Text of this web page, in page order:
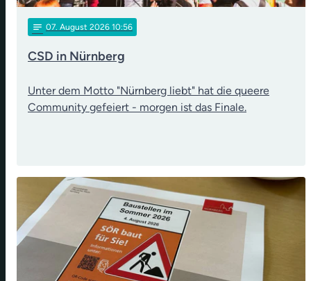
notes 07. August 2026 10:56
CSD in Nürnberg
Unter dem Motto "Nürnberg liebt" hat die queere
Community gefeiert - morgen ist das Finale.